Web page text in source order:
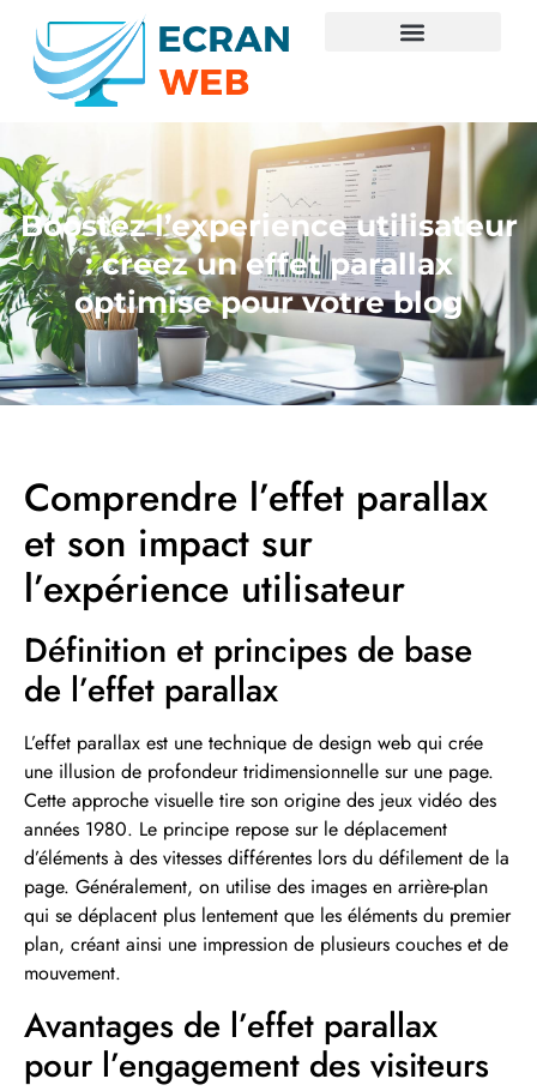
Boostez l’experience utilisateur
: creez un effet parallax
optimise pour votre blog
Comprendre l’effet parallax
et son impact sur
l’expérience utilisateur
Définition et principes de base
de l’effet parallax
L’effet parallax est une technique de design web qui crée
une illusion de profondeur tridimensionnelle sur une page.
Cette approche visuelle tire son origine des jeux vidéo des
années 1980. Le principe repose sur le déplacement
d’éléments à des vitesses différentes lors du défilement de la
page. Généralement, on utilise des images en arrière-plan
qui se déplacent plus lentement que les éléments du premier
plan, créant ainsi une impression de plusieurs couches et de
mouvement.
Avantages de l’effet parallax
pour l’engagement des visiteurs